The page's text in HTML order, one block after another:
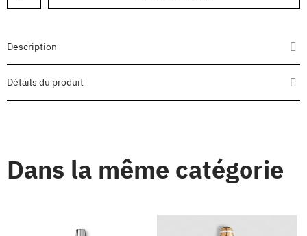
Description
Détails du produit
Dans la même catégorie